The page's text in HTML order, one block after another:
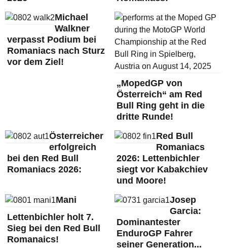
Michael
Walkner
verpasst Podium bei
Romaniacs nach Sturz
vor dem Ziel!
„MopedGP von
Österreich“ am Red
Bull Ring geht in die
dritte Runde!
Österreicher
erfolgreich
bei den Red Bull
Romaniacs 2026:
Red Bull
Romaniacs
2026: Lettenbichler
siegt vor Kabakchiev
und Moore!
Mani
Lettenbichler holt 7.
Sieg bei den Red Bull
Romanaics!
Josep
Garcia:
Dominantester
EnduroGP Fahrer
seiner Generation...